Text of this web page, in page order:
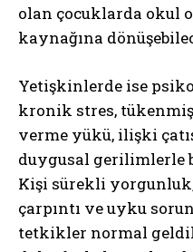
olan çocuklarda okul
kaynağına
Yetişkinlerde ise
kronik stres,
verme yükü, ilişki
duygusal gerilimlerle
Kişi sürekli yorgunluk,
çarpıntı ve uyku
tetkikler normal